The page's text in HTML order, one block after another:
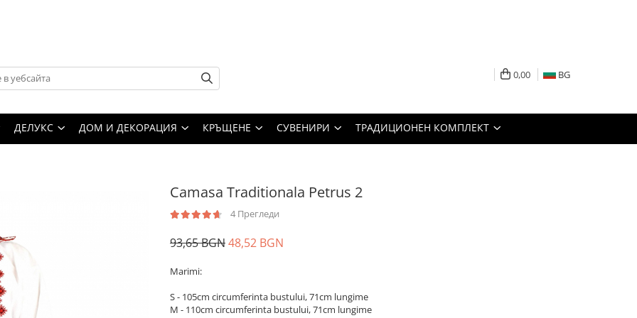
0,00 BG
ДЕЛУКС ДОМ И ДЕКОРАЦИЯ КРЪЩЕНЕ СУВЕНИРИ ТРАДИЦИОНЕН КОМПЛЕКТ
Camasa Traditionala Petrus 2
4 Прегледи
93,65 BGN48,52 BGN
Marimi:
S - 105cm circumferinta bustului, 71cm lungime
M - 110cm circumferinta bustului, 71cm lungime